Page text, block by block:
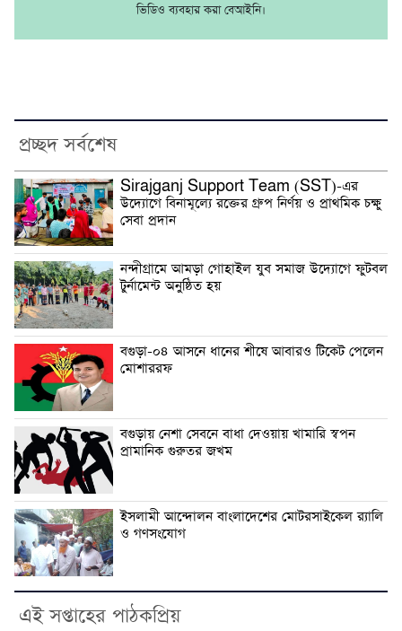
ভিডিও ব্যবহার করা বেআইনি।
প্রচ্ছদ সর্বশেষ
Sirajganj Support Team (SST)-এর
উদ্যোগে বিনামূল্যে রক্তের গ্রুপ নির্ণয় ও প্রাথমিক চক্ষু
সেবা প্রদান
নন্দীগ্রামে আমড়া গোহাইল যুব সমাজ উদ্যোগে ফুটবল
টুর্নামেন্ট অনুষ্ঠিত হয়
বগুড়া-০৪ আসনে ধানের শীষে আবারও টিকেট পেলেন
মোশাররফ
বগুড়ায় নেশা সেবনে বাধা দেওয়ায় খামারি স্বপন
প্রামানিক গুরুতর জখম
ইসলামী আন্দোলন বাংলাদেশের মোটরসাইকেল র‍্যালি
ও গণসংযোগ
এই সপ্তাহের পাঠকপ্রিয়